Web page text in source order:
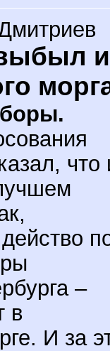
что
–
в
И за